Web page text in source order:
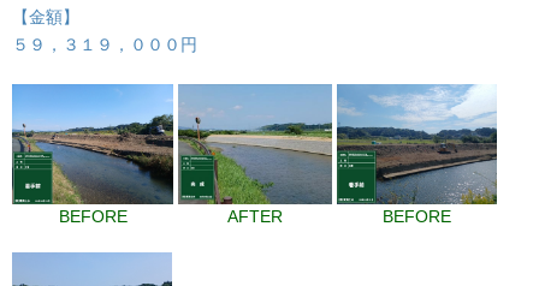
【金額】
５９，３１９，０００円
BEFORE AFTER BEFORE